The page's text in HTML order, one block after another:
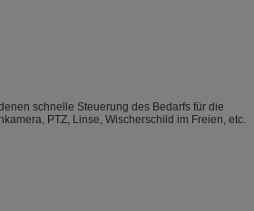
schnelle Steuerung des Bedarfs für die
PTZ, Linse, Wischerschild im Freien, etc.